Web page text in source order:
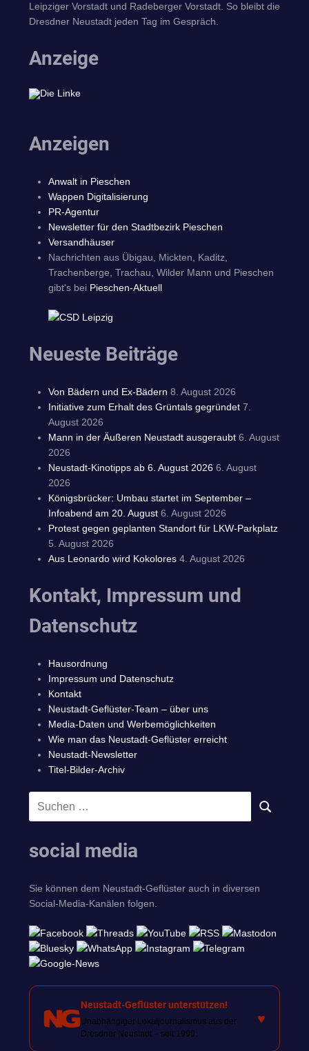
Leipziger Vorstadt und Radeberger Vorstadt. So bleibt die
Dresdner Neustadt jeden Tag im Gespräch.
Anzeige
Anzeigen
Anwalt in Pieschen
Wappen Digitalisierung
PR-Agentur
Newsletter für den Stadtbezirk Pieschen
Versandhäuser
Nachrichten aus Übigau, Mickten, Kaditz,
Trachenberge, Trachau, Wilder Mann und Pieschen
gibt's bei Pieschen-Aktuell
Neueste Beiträge
Von Bädern und Ex-Bädern 8. August 2026
Initiative zum Erhalt des Grüntals gegründet 7.
August 2026
Mann in der Äußeren Neustadt ausgeraubt 6. August
2026
Neustadt-Kinotipps ab 6. August 2026 6. August
2026
Königsbrücker: Umbau startet im September –
Infoabend am 20. August 6. August 2026
Protest gegen geplanten Standort für LKW-Parkplatz
5. August 2026
Aus Leonardo wird Kokolores 4. August 2026
Kontakt, Impressum und
Datenschutz
Hausordnung
Impressum und Datenschutz
Kontakt
Neustadt-Geflüster-Team – über uns
Media-Daten und Werbemöglichkeiten
Wie man das Neustadt-Geflüster erreicht
Neustadt-Newsletter
Titel-Bilder-Archiv
Suchen
SUCHEN
social media
Sie können dem Neustadt-Geflüster auch in diversen
Social-Media-Kanälen folgen.
Neustadt-Geflüster unterstützen!
Unabhängiger Lokaljournalismus aus der
Dresdner Neustadt – seit 1999.
♥